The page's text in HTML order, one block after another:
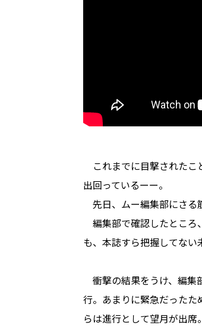
これまでに目撃されたこ
出回っているーー。
先日、ムー編集部にさる
編集部で確認したところ
も、本誌すら把握してない
衝撃の結果をうけ、編集
行。あまりに緊急だったた
らは進行として望月が出席。